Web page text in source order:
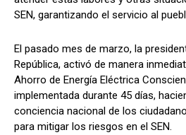
SEN, garantizando el servicio al
El pasado mes de marzo, la
República, activó de manera
Ahorro de Energía Eléctrica
implementada durante 45 días,
conciencia nacional de los
para mitigar los riesgos en el SEN.